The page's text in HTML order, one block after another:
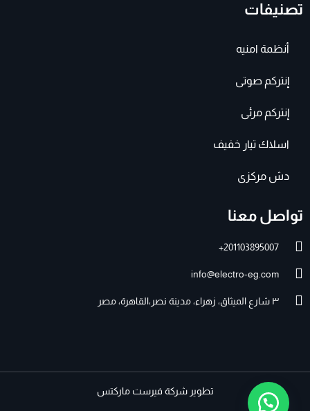
تصنيفات
أنظمة امنيه
إنتركم صوتى
إنتركم مرئى
اسلاك تيار خفيف
دش مركزى
تواصل معنا
201103895007+
info@electro-eg.com
٣ شارع الميثاق، زهراء، مدينة نصر،القاهرة، مصر
تطويرشركة فيرست ماركتس